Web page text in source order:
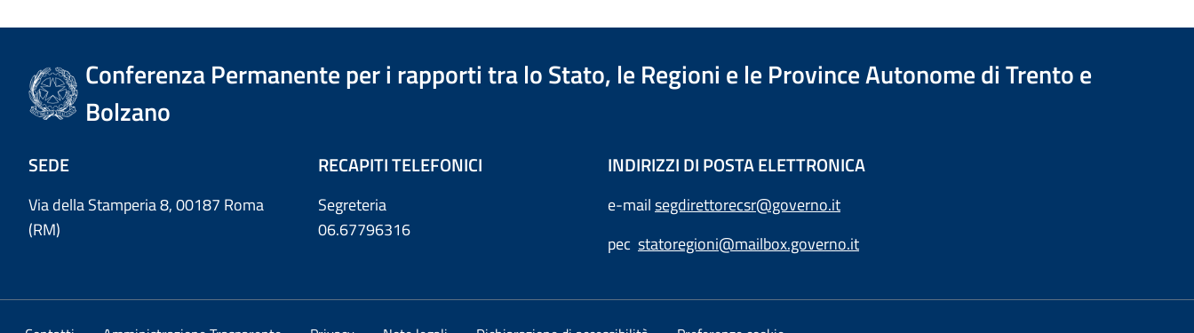
Conferenza Permanente per i rapporti tra lo Stato, le Regioni e le Province Autonome di Trento e
Bolzano
SEDE
Via della Stamperia 8, 00187 Roma
(RM)
RECAPITI TELEFONICI
Segreteria
06.67796316
INDIRIZZI DI POSTA ELETTRONICA
e-mailsegdirettorecsr@governo.it
pec statoregioni@mailbox.governo.it